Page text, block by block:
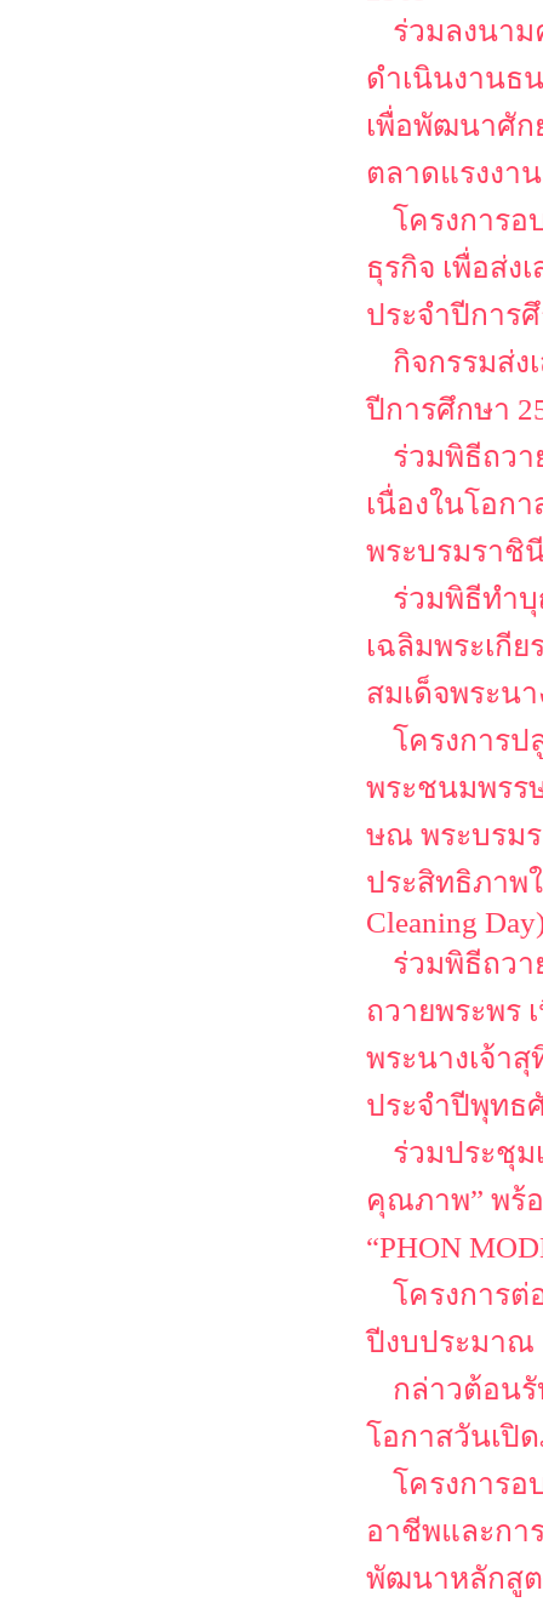
ร่วมลงนาม
ดำเนินงานธ
เพื่อพัฒนาศัก
ตลาดแรงงา
โครงการอ
ธุรกิจ เพื่อส่
ประจำปีการ
กิจกรรมส่ง
ปีการศึกษา
ร่วมพิธีถว
เนื่องในโอก
พระบรมราชิ
ร่วมพิธีทำ
เฉลิมพระเกี
สมเด็จพระน
โครงการป
พระชนมพรร
ษณ พระบรม
ประสิทธิภาพ
Cleaning
ร่วมพิธีถวา
ถวายพระพร
พระนางเจ้า
ประจำปีพุทธ
ร่วมประชุม
คุณภาพ” พร้
“PHON
โครงการ
ปีงบประมาณ
กล่าวต้อน
โอกาสวันเปิ
โครงการ
อาชีพและกา
พัฒนาหลักสูต